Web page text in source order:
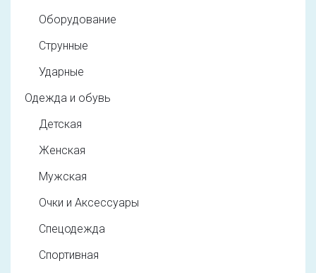
Оборудование
Струнные
Ударные
Одежда и обувь
Детская
Женская
Мужская
Очки и Аксессуары
Спецодежда
Спортивная